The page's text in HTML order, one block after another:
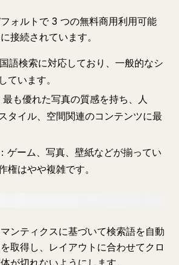
ォルトで 3 つの無料商用利用可能
接続されています。
語検索に対応しており、一般的なシ
ています。
も優れた写真の質感を持ち、人
タイル、空間関連のコンテンツに最
ゲーム、写真、壁紙などが揃ってい
権はやや複雑です。
ンティクスに基づいて検索語を自動
取得し、レイアウトに合わせてクロ
が切れないようにします。